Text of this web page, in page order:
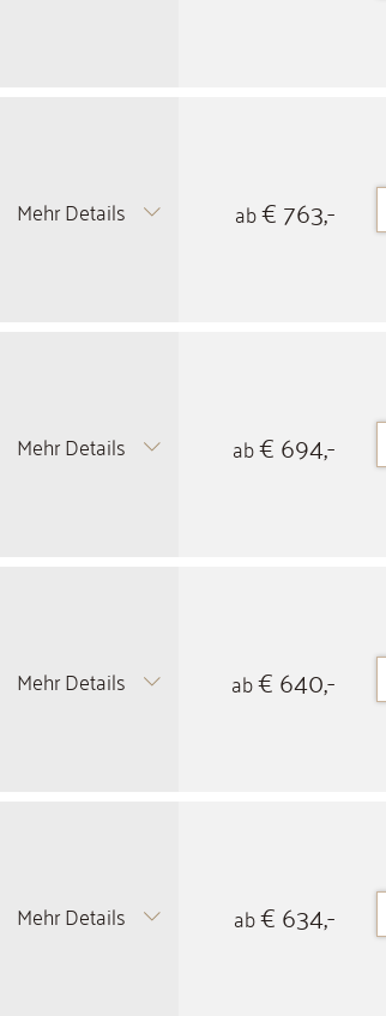
Mehr Details ab€ 763,-
Mehr Details ab€ 694,-
Mehr Details ab€ 640,-
Mehr Details ab€ 634,-